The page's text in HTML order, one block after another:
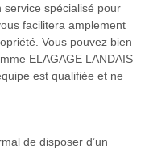
service spécialisé pour
facilitera amplement
Vous pouvez bien
ELAGAGE LANDAIS
est qualifiée et ne
de disposer d’un